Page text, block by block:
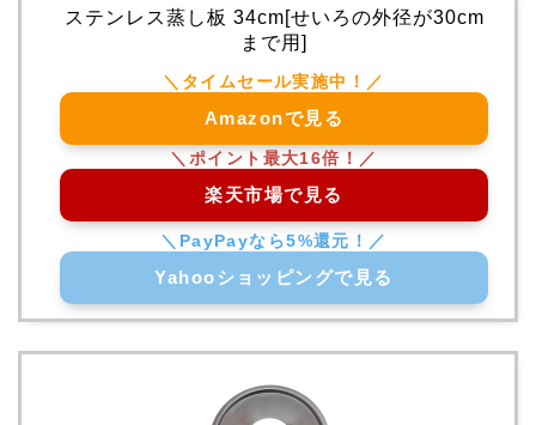
ステンレス蒸し板 34cm[せいろの外径が30cm
まで用]
Amazonで見る
楽天市場で見る
Yahooショッピングで見る